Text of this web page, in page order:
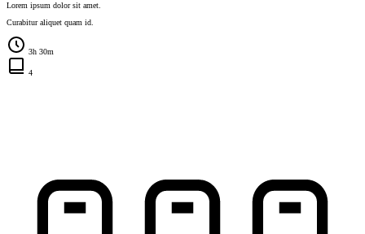
Lorem ipsum dolor sit amet.
Curabitur aliquet quam id.
3h 30m
4